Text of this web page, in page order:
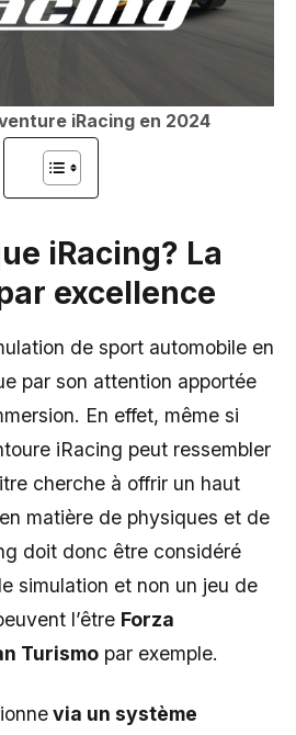
iRacing en 2024
iRacing? La
excellence
de sport automobile en
par son attention apportée
En effet, même si
iRacing peut ressembler
cherche à offrir un haut
matière de physiques et de
doit donc être considéré
simulation et non un jeu de
l’être Forza
Turismo par exemple.
via un système